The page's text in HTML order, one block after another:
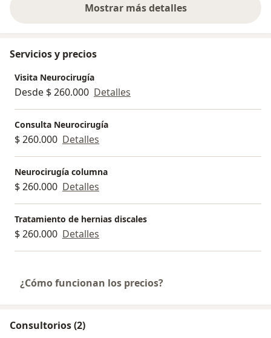
Mostrar más detalles
sobre la experiencia
Servicios y precios
Visita Neurocirugía
Desde $ 260.000 Detalles
Consulta Neurocirugía
$ 260.000 Detalles
Neurocirugía columna
$ 260.000 Detalles
Tratamiento de hernias discales
$ 260.000 Detalles
¿Cómo funcionan los precios?
Consultorios (2)